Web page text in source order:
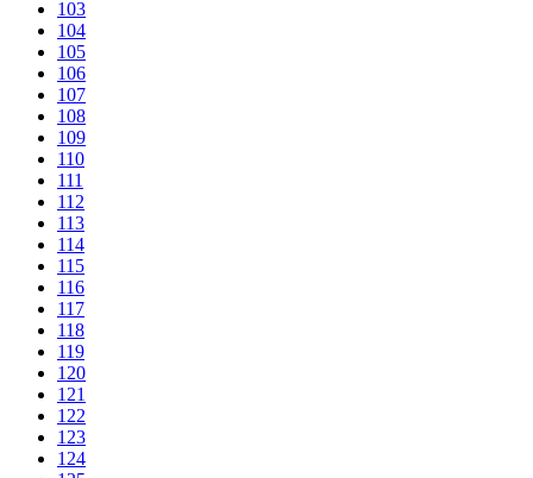
103
104
105
106
107
108
109
110
111
112
113
114
115
116
117
118
119
120
121
122
123
124